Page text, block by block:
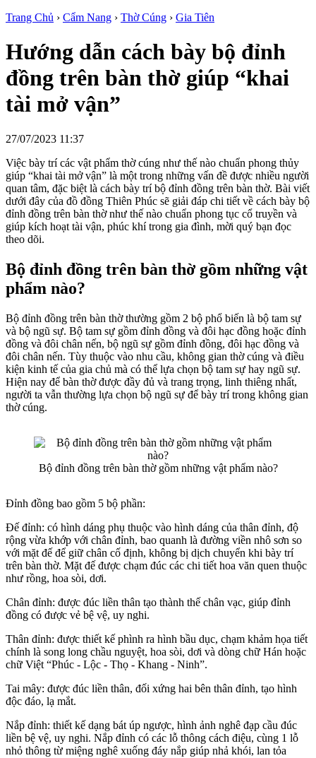
Trang Chủ › Cẩm Nang › Thờ Cúng › Gia Tiên
Hướng dẫn cách bày bộ đỉnh
đồng trên bàn thờ giúp “khai
tài mở vận”
27/07/2023 11:37
Việc bày trí các vật phẩm thờ cúng như thế nào chuẩn phong thủy
giúp “khai tài mở vận” là một trong những vấn đề được nhiều người
quan tâm, đặc biệt là cách bày trí bộ đỉnh đồng trên bàn thờ. Bài viết
dưới đây của đồ đồng Thiên Phúc sẽ giải đáp chi tiết về cách bày bộ
đỉnh đồng trên bàn thờ như thế nào chuẩn phong tục cổ truyền và
giúp kích hoạt tài vận, phúc khí trong gia đình, mời quý bạn đọc
theo dõi.
Bộ đỉnh đồng trên bàn thờ gồm những vật
phẩm nào?
Bộ đỉnh đồng trên bàn thờ thường gồm 2 bộ phổ biến là bộ tam sự
và bộ ngũ sự. Bộ tam sự gồm đỉnh đồng và đôi hạc đồng hoặc đỉnh
đồng và đôi chân nến, bộ ngũ sự gồm đỉnh đồng, đôi hạc đồng và
đôi chân nến. Tùy thuộc vào nhu cầu, không gian thờ cúng và điều
kiện kinh tế của gia chủ mà có thể lựa chọn bộ tam sự hay ngũ sự.
Hiện nay để bàn thờ được đầy đủ và trang trọng, linh thiêng nhất,
người ta vẫn thường lựa chọn bộ ngũ sự để bày trí trong không gian
thờ cúng.
Bộ đỉnh đồng trên bàn thờ gồm những vật phẩm nào?
Đỉnh đồng bao gồm 5 bộ phần:
Đế đỉnh: có hình dáng phụ thuộc vào hình dáng của thân đỉnh, độ
rộng vừa khớp với chân đỉnh, bao quanh là đường viền nhô sơn so
với mặt đế để giữ chân cố định, không bị dịch chuyển khi bày trí
trên bàn thờ. Mặt đế được chạm đúc các chi tiết hoa văn quen thuộc
như rồng, hoa sòi, dơi.
Chân đỉnh: được đúc liền thân tạo thành thế chân vạc, giúp đỉnh
đồng có được vẻ bệ vệ, uy nghi.
Thân đỉnh: được thiết kế phình ra hình bầu dục, chạm khảm họa tiết
chính là song long chầu nguyệt, hoa sòi, dơi và dòng chữ Hán hoặc
chữ Việt “Phúc - Lộc - Thọ - Khang - Ninh”.
Tai mây: được đúc liền thân, đối xứng hai bên thân đỉnh, tạo hình
độc đáo, lạ mắt.
Nắp đỉnh: thiết kế dạng bát úp ngược, hình ảnh nghê đạp cầu đúc
liền bệ vệ, uy nghi. Nắp đỉnh có các lỗ thông cách điệu, cùng 1 lỗ
nhỏ thông từ miệng nghê xuống đáy nắp giúp nhả khói, lan tỏa